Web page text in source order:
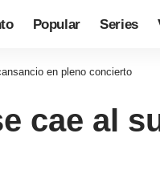
Popular Series
en pleno concierto
cae al